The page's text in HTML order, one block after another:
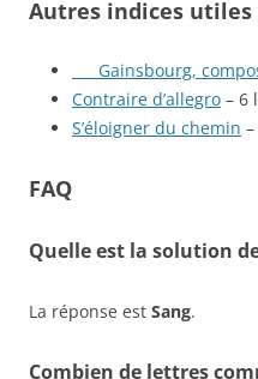
Autres indices utiles
___ Gainsbourg,
Contraire d’allegro – 6
S’éloigner du chemin
FAQ
Quelle est la solution
La réponse est Sang.
Combien de lettres